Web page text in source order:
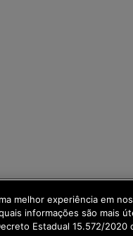
melhor experiência em
informações são mais
Estadual 15.572/2020